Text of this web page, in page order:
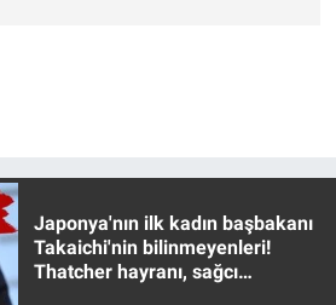
Japonya'nın ilk kadın başbakanı
Takaichi'nin bilinmeyenleri!
Thatcher hayranı, sağcı